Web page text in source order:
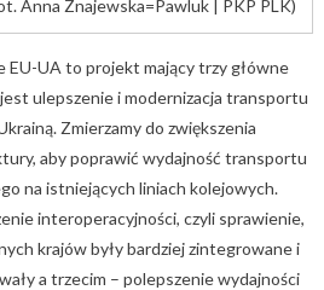
Anna Znajewska=Pawluk | PKP PLK)
EU-UA to projekt mający trzy główne
ulepszenie i modernizacja transportu
Zmierzamy do zwiększenia
aby poprawić wydajność transportu
na istniejących liniach kolejowych.
interoperacyjności, czyli sprawienie,
krajów były bardziej zintegrowane i
a trzecim – polepszenie wydajności